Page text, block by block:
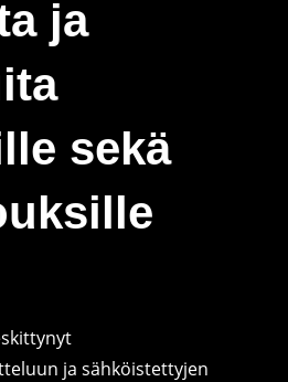
ja
sekä
ja sähköistettyjen